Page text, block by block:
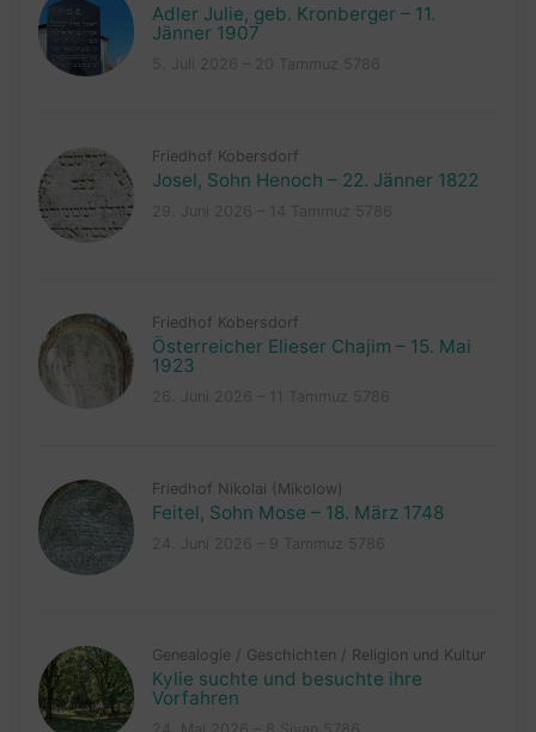
Adler Julie, geb. Kronberger – 11.
Jänner 1907
Friedhof Kobersdorf
Josel, Sohn Henoch – 22. Jänner 1822
Friedhof Kobersdorf
Österreicher Elieser Chajim – 15. Mai
1923
Friedhof Nikolai (Mikolow)
Feitel, Sohn Mose – 18. März 1748
Genealogie / Geschichten / Religion und Kultur
Kylie suchte und besuchte ihre
Vorfahren